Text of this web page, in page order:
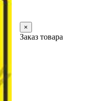
×
Заказ товара